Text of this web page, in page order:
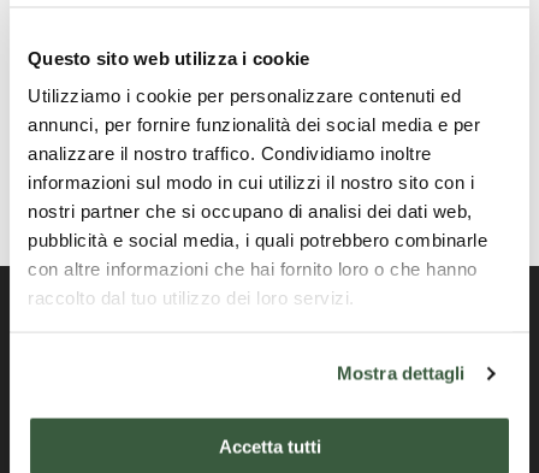
Questo sito web utilizza i cookie
Utilizziamo i cookie per personalizzare contenuti ed
annunci, per fornire funzionalità dei social media e per
analizzare il nostro traffico. Condividiamo inoltre
informazioni sul modo in cui utilizzi il nostro sito con i
nostri partner che si occupano di analisi dei dati web,
pubblicità e social media, i quali potrebbero combinarle
con altre informazioni che hai fornito loro o che hanno
raccolto dal tuo utilizzo dei loro servizi.
Mostra dettagli
Accetta tutti
Official Portal of the Umbria Region